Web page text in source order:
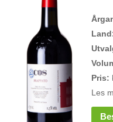
Pris:
Les